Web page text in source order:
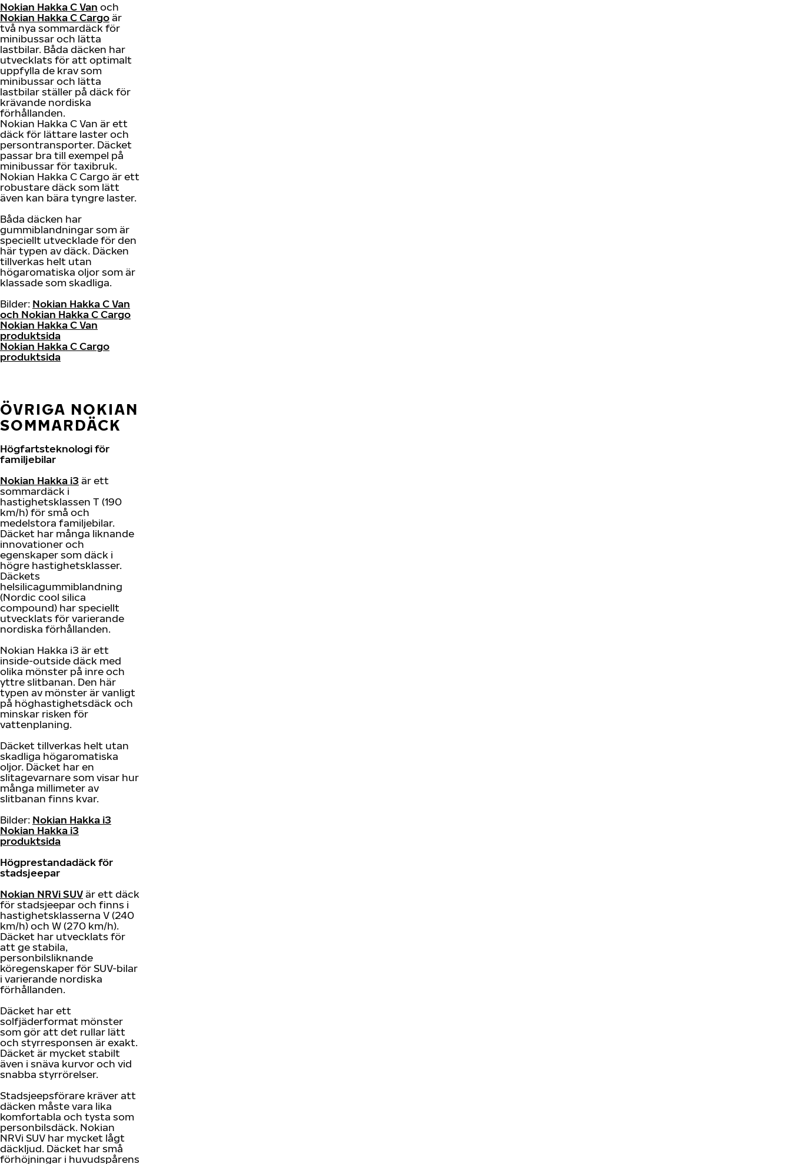
Nokian Hakka C Van och
Nokian Hakka C Cargoär
två nya sommardäck för
minibussar och lätta
lastbilar. Båda däcken har
utvecklats för att optimalt
uppfylla de krav som
minibussar och lätta
lastbilar ställer på däck för
krävande nordiska
förhållanden.
Nokian Hakka C Van är ett
däck för lättare laster och
persontransporter. Däcket
passar bra till exempel på
minibussar för taxibruk.
Nokian Hakka C Cargo är ett
robustare däck som lätt
även kan bära tyngre laster.
Båda däcken har
gummiblandningar som är
speciellt utvecklade för den
här typen av däck. Däcken
tillverkas helt utan
högaromatiska oljor som är
klassade som skadliga.
Bilder: Nokian Hakka C Van
och Nokian Hakka C Cargo
Nokian Hakka C Van
produktsida
Nokian Hakka C Cargo
produktsida
ÖVRIGA NOKIAN
SOMMARDÄCK
Högfartsteknologi för
familjebilar
Nokian Hakka i3 är ett
sommardäck i
hastighetsklassen T (190
km/h) för små och
medelstora familjebilar.
Däcket har många liknande
innovationer och
egenskaper som däck i
högre hastighetsklasser.
Däckets
helsilicagummiblandning
(Nordic cool silica
compound) har speciellt
utvecklats för varierande
nordiska förhållanden.
Nokian Hakka i3 är ett
inside-outside däck med
olika mönster på inre och
yttre slitbanan. Den här
typen av mönster är vanligt
på höghastighetsdäck och
minskar risken för
vattenplaning.
Däcket tillverkas helt utan
skadliga högaromatiska
oljor. Däcket har en
slitagevarnare som visar hur
många millimeter av
slitbanan finns kvar.
Bilder: Nokian Hakka i3
Nokian Hakka i3
produktsida
Högprestandadäck för
stadsjeepar
Nokian NRVi SUVär ett däck
för stadsjeepar och finns i
hastighetsklasserna V (240
km/h) och W (270 km/h).
Däcket har utvecklats för
att ge stabila,
personbilsliknande
köregenskaper för SUV-bilar
i varierande nordiska
förhållanden.
Däcket har ett
solfjäderformat mönster
som gör att det rullar lätt
och styrresponsen är exakt.
Däcket är mycket stabilt
även i snäva kurvor och vid
snabba styrrörelser.
Stadsjeepsförare kräver att
däcken måste vara lika
komfortabla och tysta som
personbilsdäck. Nokian
NRVi SUV har mycket lågt
däckljud. Däcket har små
förhöjningar i huvudspårens